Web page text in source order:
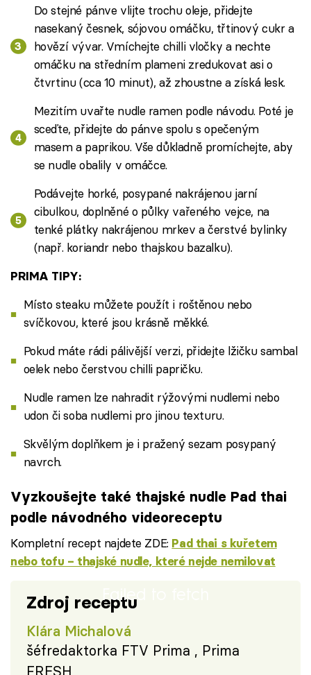
Do stejné pánve vlijte trochu oleje, přidejte
nasekaný česnek, sójovou omáčku, třtinový cukr a
hovězí vývar. Vmíchejte chilli vločky a nechte
omáčku na středním plameni zredukovat asi o
čtvrtinu (cca 10 minut), až zhoustne a získá lesk.
Mezitím uvařte nudle ramen podle návodu. Poté je
sceďte, přidejte do pánve spolu s opečeným
masem a paprikou. Vše důkladně promíchejte, aby
se nudle obalily v omáčce.
Podávejte horké, posypané nakrájenou jarní
cibulkou, doplněné o půlky vařeného vejce, na
tenké plátky nakrájenou mrkev a čerstvé bylinky
(např. koriandr nebo thajskou bazalku).
PRIMA TIPY:
Místo steaku můžete použít i roštěnou nebo
svíčkovou, které jsou krásně měkké.
Pokud máte rádi pálivější verzi, přidejte lžičku sambal
oelek nebo čerstvou chilli papričku.
Nudle ramen lze nahradit rýžovými nudlemi nebo
udon či soba nudlemi pro jinou texturu.
Skvělým doplňkem je i pražený sezam posypaný
navrch.
Vyzkoušejte také thajské nudle Pad thai
podle návodného videoreceptu
Kompletní recept najdete ZDE: Pad thai s kuřetem
nebo tofu – thajské nudle, které nejde nemilovat
Failed to fetch
Zdroj receptu
Klára Michalová
šéfredaktorka FTV Prima , Prima
FRESH